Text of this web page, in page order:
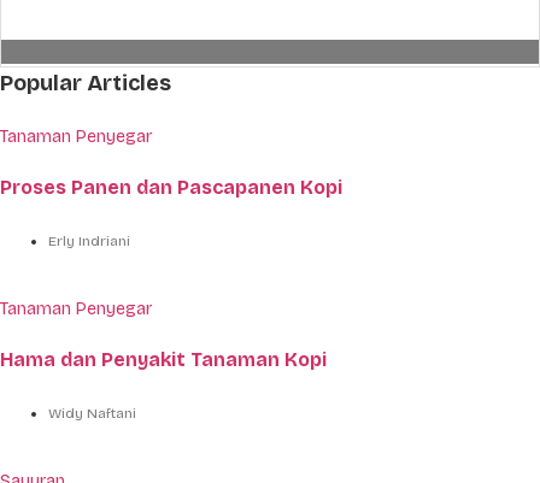
Popular Articles
Tanaman Penyegar
Proses Panen dan Pascapanen Kopi
Erly Indriani
Tanaman Penyegar
Hama dan Penyakit Tanaman Kopi
Widy Naftani